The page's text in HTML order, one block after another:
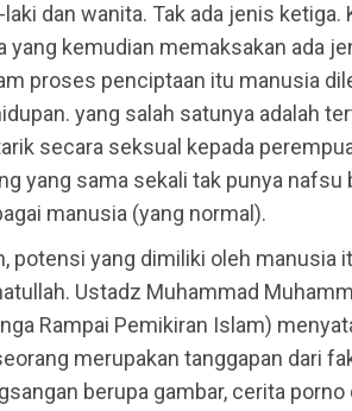
laki dan wanita. Tak ada jenis
yang kemudian memaksakan ada
proses penciptaan itu manusia
yang salah satunya adalah
secara seksual kepada
yang sama sekali tak punya
manusia (yang normal).
potensi yang dimiliki oleh manusia
Ustadz Muhammad
Rampai Pemikiran Islam)
merupakan tanggapan dari
berupa gambar, cerita